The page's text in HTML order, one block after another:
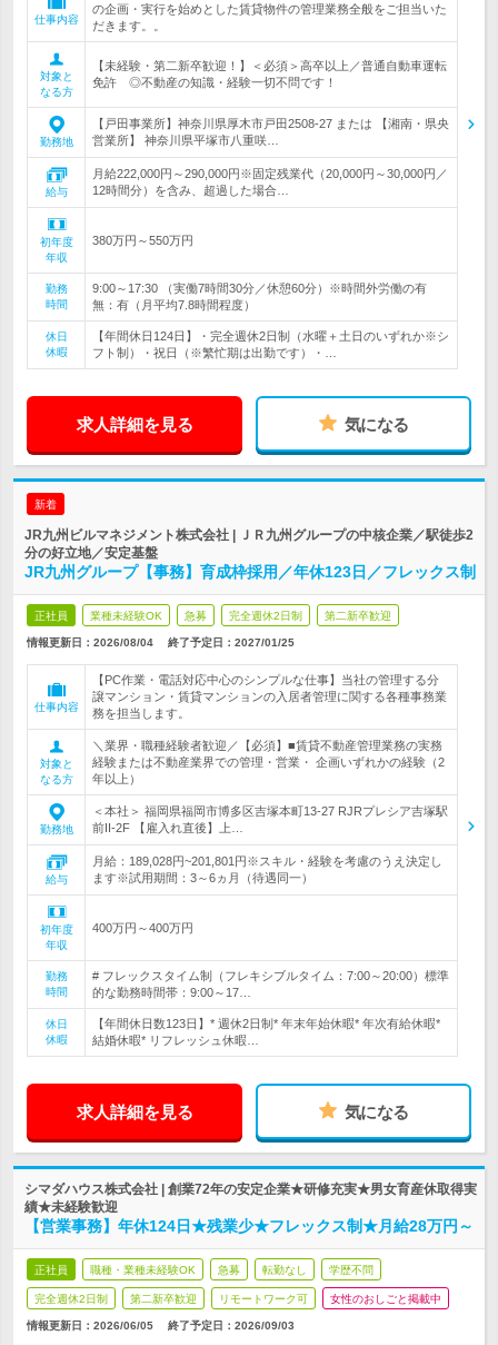
仕事内容
の企画・実行を始めとした賃貸物件の管理業務全般をご担当いた
だきます。。
対象と
なる方
【未経験・第二新卒歓迎！】＜必須＞高卒以上／普通自動車運転
免許 ◎不動産の知識・経験一切不問です！
勤務地
【戸田事業所】神奈川県厚木市戸田2508-27 または 【湘南・県央
営業所】 神奈川県平塚市八重咲…
給与
月給222,000円～290,000円※固定残業代（20,000円～30,000円／
12時間分）を含み、超過した場合…
初年度
年収
380万円～550万円
勤務
時間
9:00～17:30 （実働7時間30分／休憩60分）※時間外労働の有
無：有（月平均7.8時間程度）
休日
休暇
【年間休日124日】・完全週休2日制（水曜＋土日のいずれか※シ
フト制）・祝日（※繁忙期は出勤です）・…
求人詳細を見る 気になる
新着
JR九州ビルマネジメント株式会社 | ＪＲ九州グループの中核企業／駅徒歩2
分の好立地／安定基盤
JR九州グループ【事務】育成枠採用／年休123日／フレックス制
正社員 業種未経験OK 急募 完全週休2日制 第二新卒歓迎
情報更新日：2026/08/04 終了予定日： 2027/01/25
仕事内容
【PC作業・電話対応中心のシンプルな仕事】当社の管理する分
譲マンション・賃貸マンションの入居者管理に関する各種事務業
務を担当します。
対象と
なる方
＼業界・職種経験者歓迎／【必須】■賃貸不動産管理業務の実務
経験または不動産業界での管理・営業・ 企画いずれかの経験（2
年以上）
勤務地
＜本社＞ 福岡県福岡市博多区吉塚本町13-27 RJRプレシア吉塚駅
前II-2F 【雇入れ直後】上…
給与
月給：189,028円~201,801円※スキル・経験を考慮のうえ決定し
ます※試用期間：3～6ヵ月（待遇同一）
初年度
年収
400万円～400万円
勤務
時間
# フレックスタイム制（フレキシブルタイム：7:00～20:00）標準
的な勤務時間帯：9:00～17…
休日
休暇
【年間休日数123日】* 週休2日制* 年末年始休暇* 年次有給休暇*
結婚休暇* リフレッシュ休暇…
求人詳細を見る 気になる
シマダハウス株式会社 | 創業72年の安定企業★研修充実★男女育産休取得実
績★未経験歓迎
【営業事務】年休124日★残業少★フレックス制★月給28万円～
正社員 職種・業種未経験OK 急募 転勤なし 学歴不問
完全週休2日制 第二新卒歓迎 リモートワーク可 女性のおしごと掲載中
情報更新日：2026/06/05 終了予定日： 2026/09/03